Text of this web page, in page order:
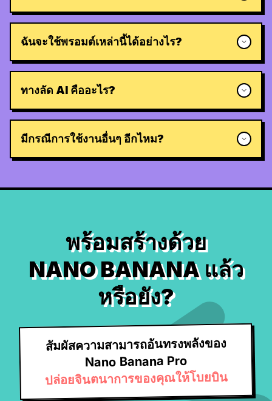
ฉันจะใช้พรอมต์เหล่านี้ได้อย่างไร?
ทางลัด AI คืออะไร?
มีกรณีการใช้งานอื่นๆ อีกไหม?
พร้อมสร้างด้วย
NANO BANANA แล้ว
หรือยัง?
สัมผัสความสามารถอันทรงพลังของ
Nano Banana Pro
ปล่อยจินตนาการของคุณให้โบยบิน